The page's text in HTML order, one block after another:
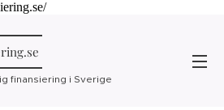
finansiering i Sverige